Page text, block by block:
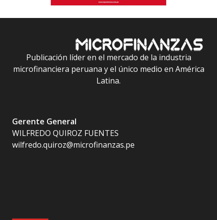
Publicación líder en el mercado de la industria
microfinanciera peruana y el único medio en América
Latina.
Gerente General
WILFREDO QUIROZ FUENTES
wilfredo.quiroz@microfinanzas.pe